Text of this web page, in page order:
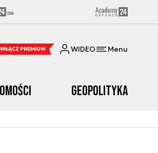
WŁĄCZ PREMIUM WIDEO Menu
Geopolityka